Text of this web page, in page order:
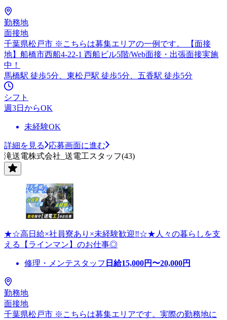
勤務地
面接地
千葉県松戸市 ※こちらは募集エリアの一例です。 【面接
地】船橋市西船4-22-1 西船ビル5階/Web面接・出張面接実施
中！
馬橋駅 徒歩5分、東松戸駅 徒歩5分、五香駅 徒歩5分
シフト
週3日からOK
未経験OK
詳細を見る
応募画面に進む
滝送電株式会社_送電工スタッフ(43)
★☆高日給×社員寮あり×未経験歓迎‼☆★人々の暮らしを支
える【ラインマン】のお仕事◎
修理・メンテスタッフ 日給15,000円〜20,000円
勤務地
面接地
千葉県松戸市 ※こちらは募集エリアです。実際の勤務地に